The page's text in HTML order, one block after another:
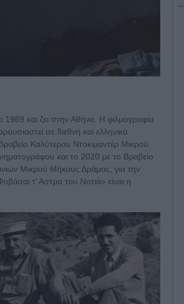
και ζει στην Αθήνα. Η φιλμογραφία
σε διεθνή και ελληνικά
Καλύτερου Ντοκιμαντέρ Μικρού
και το 2020 με το Βραβείο
Μικρού Μήκους Δράμας, για την
τ’ Αστρα του Νοτιά» είναι η